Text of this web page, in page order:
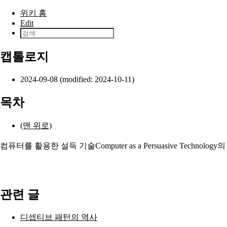
본문으로 건너뛰기
위키 홈
Edit
캡톨로지
2024-09-08 (modified: 2024-10-11)
목차
(맨 위로)
컴퓨터를 활용한 설득 기술Computer as a Persuasive Technology
관련 글
디셉티브 패턴의 역사